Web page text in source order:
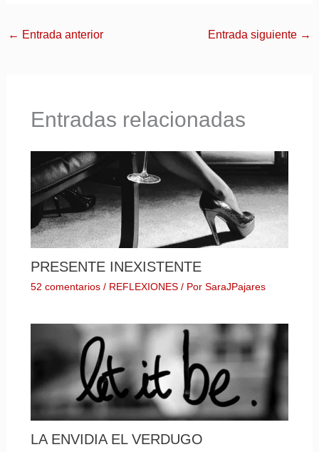
← Entrada anterior Entrada siguiente →
Entradas relacionadas
PRESENTE INEXISTENTE
52 comentarios / REFLEXIONES/ Por SaraJPajares
LA ENVIDIA EL VERDUGO